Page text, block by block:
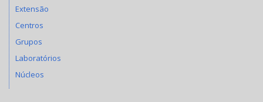
Extensão
Centros
Grupos
Laboratórios
Núcleos